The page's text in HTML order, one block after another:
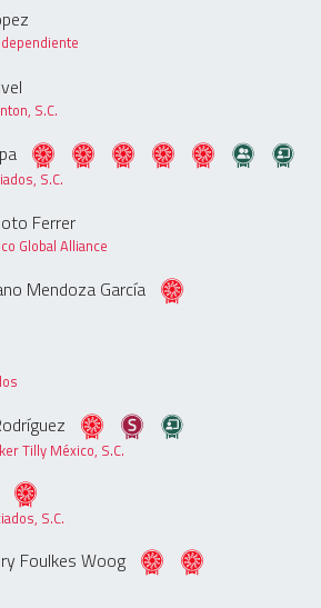
S.C.
S.C.
Ferrer
Global Alliance
Mendoza García
Tilly México, S.C.
S.C.
Foulkes Woog